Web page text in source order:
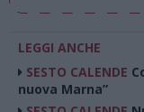
LEGGI ANCHE
SESTO CALENDE
nuova Marna”